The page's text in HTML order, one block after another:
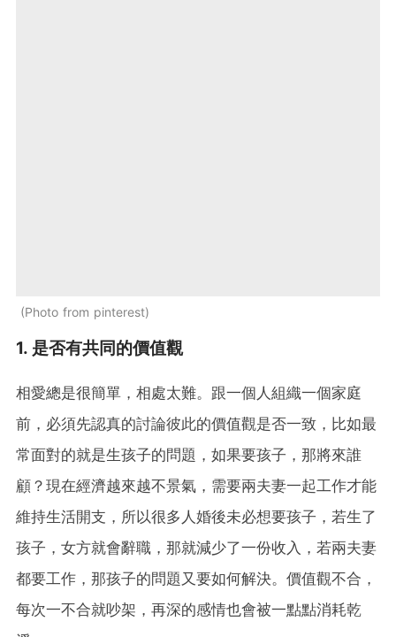
Photo from pinterest
1. 是否有共同的價值觀
相愛總是很簡單，相處太難。跟一個人組織一個家庭
前，必須先認真的討論彼此的價值觀是否一致，比如最
常面對的就是生孩子的問題，如果要孩子，那將來誰
顧？現在經濟越來越不景氣，需要兩夫妻一起工作才能
維持生活開支，所以很多人婚後未必想要孩子，若生了
孩子，女方就會辭職，那就減少了一份收入，若兩夫妻
都要工作，那孩子的問題又要如何解決。價值觀不合，
每次一不合就吵架，再深的感情也會被一點點消耗乾